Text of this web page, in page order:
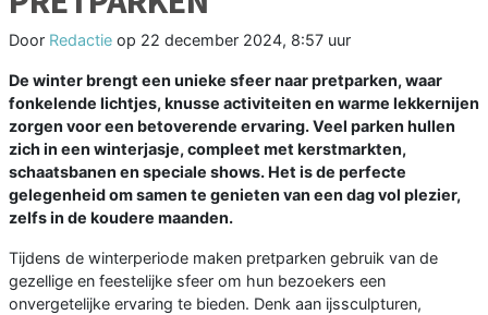
Door Redactie op 22 december 2024, 8:57 uur
De winter brengt een unieke sfeer naar pretparken, waar
fonkelende lichtjes, knusse activiteiten en warme lekkernijen
zorgen voor een betoverende ervaring. Veel parken hullen
zich in een winterjasje, compleet met kerstmarkten,
schaatsbanen en speciale shows. Het is de perfecte
gelegenheid om samen te genieten van een dag vol plezier,
zelfs in de koudere maanden.
Tijdens de winterperiode maken pretparken gebruik van de
gezellige en feestelijke sfeer om hun bezoekers een
onvergetelijke ervaring te bieden. Denk aan ijssculpturen,